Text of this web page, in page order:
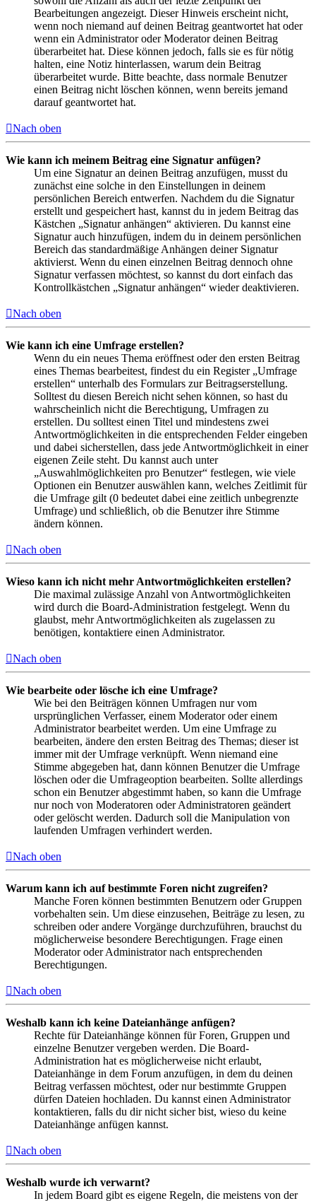
Bearbeitungen angezeigt. Dieser Hinweis erscheint nicht,
wenn noch niemand auf deinen Beitrag geantwortet hat oder
wenn ein Administrator oder Moderator deinen Beitrag
überarbeitet hat. Diese können jedoch, falls sie es für nötig
halten, eine Notiz hinterlassen, warum dein Beitrag
überarbeitet wurde. Bitte beachte, dass normale Benutzer
einen Beitrag nicht löschen können, wenn bereits jemand
darauf geantwortet hat.
Nach oben
Wie kann ich meinem Beitrag eine Signatur anfügen?
Um eine Signatur an deinen Beitrag anzufügen, musst du
zunächst eine solche in den Einstellungen in deinem
persönlichen Bereich entwerfen. Nachdem du die Signatur
erstellt und gespeichert hast, kannst du in jedem Beitrag das
Kästchen „Signatur anhängen“ aktivieren. Du kannst eine
Signatur auch hinzufügen, indem du in deinem persönlichen
Bereich das standardmäßige Anhängen deiner Signatur
aktivierst. Wenn du einen einzelnen Beitrag dennoch ohne
Signatur verfassen möchtest, so kannst du dort einfach das
Kontrollkästchen „Signatur anhängen“ wieder deaktivieren.
Nach oben
Wie kann ich eine Umfrage erstellen?
Wenn du ein neues Thema eröffnest oder den ersten Beitrag
eines Themas bearbeitest, findest du ein Register „Umfrage
erstellen“ unterhalb des Formulars zur Beitragserstellung.
Solltest du diesen Bereich nicht sehen können, so hast du
wahrscheinlich nicht die Berechtigung, Umfragen zu
erstellen. Du solltest einen Titel und mindestens zwei
Antwortmöglichkeiten in die entsprechenden Felder eingeben
und dabei sicherstellen, dass jede Antwortmöglichkeit in einer
eigenen Zeile steht. Du kannst auch unter
„Auswahlmöglichkeiten pro Benutzer“ festlegen, wie viele
Optionen ein Benutzer auswählen kann, welches Zeitlimit für
die Umfrage gilt (0 bedeutet dabei eine zeitlich unbegrenzte
Umfrage) und schließlich, ob die Benutzer ihre Stimme
ändern können.
Nach oben
Wieso kann ich nicht mehr Antwortmöglichkeiten erstellen?
Die maximal zulässige Anzahl von Antwortmöglichkeiten
wird durch die Board-Administration festgelegt. Wenn du
glaubst, mehr Antwortmöglichkeiten als zugelassen zu
benötigen, kontaktiere einen Administrator.
Nach oben
Wie bearbeite oder lösche ich eine Umfrage?
Wie bei den Beiträgen können Umfragen nur vom
ursprünglichen Verfasser, einem Moderator oder einem
Administrator bearbeitet werden. Um eine Umfrage zu
bearbeiten, ändere den ersten Beitrag des Themas; dieser ist
immer mit der Umfrage verknüpft. Wenn niemand eine
Stimme abgegeben hat, dann können Benutzer die Umfrage
löschen oder die Umfrageoption bearbeiten. Sollte allerdings
schon ein Benutzer abgestimmt haben, so kann die Umfrage
nur noch von Moderatoren oder Administratoren geändert
oder gelöscht werden. Dadurch soll die Manipulation von
laufenden Umfragen verhindert werden.
Nach oben
Warum kann ich auf bestimmte Foren nicht zugreifen?
Manche Foren können bestimmten Benutzern oder Gruppen
vorbehalten sein. Um diese einzusehen, Beiträge zu lesen, zu
schreiben oder andere Vorgänge durchzuführen, brauchst du
möglicherweise besondere Berechtigungen. Frage einen
Moderator oder Administrator nach entsprechenden
Berechtigungen.
Nach oben
Weshalb kann ich keine Dateianhänge anfügen?
Rechte für Dateianhänge können für Foren, Gruppen und
einzelne Benutzer vergeben werden. Die Board-
Administration hat es möglicherweise nicht erlaubt,
Dateianhänge in dem Forum anzufügen, in dem du deinen
Beitrag verfassen möchtest, oder nur bestimmte Gruppen
dürfen Dateien hochladen. Du kannst einen Administrator
kontaktieren, falls du dir nicht sicher bist, wieso du keine
Dateianhänge anfügen kannst.
Nach oben
Weshalb wurde ich verwarnt?
In jedem Board gibt es eigene Regeln, die meistens von der